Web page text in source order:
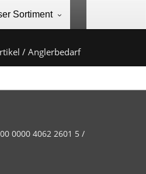
Sortiment
/ Anglerbedarf
0000 4062 2601 5 /